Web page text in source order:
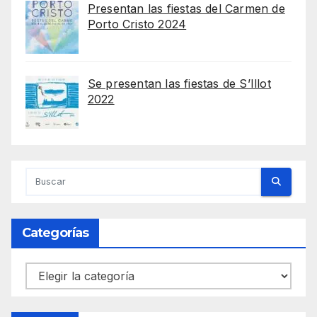
Presentan las fiestas del Carmen de
Porto Cristo 2024
Se presentan las fiestas de S’Illot
2022
Categorías
Categorías